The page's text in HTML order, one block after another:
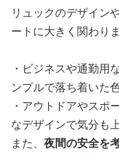
リュックのデザイン
ートに大きく関わりま
・ビジネスや通勤用
ンプルで落ち着いた
・アウトドアやスポ
なデザインで気分も
また、 夜間の安全を